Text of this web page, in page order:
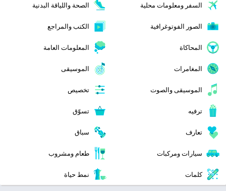
السفر ومعلومات محلية الصحة واللياقة البدنية
الصور الفوتوغرافية الكتب والمراجع
المحاكاة المعلومات العامة
المغامرات الموسيقى
الموسيقى والصوت تخصيص
ترفيه تسوّق
تعارف سباق
سيارات ومركبات طعام ومشروب
كلمات نمط حياة